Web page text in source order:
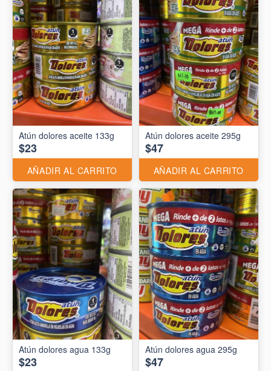
Atún dolores aceite 133g
$23
AÑADIR AL CARRITO
Atún dolores aceite 295g
$47
AÑADIR AL CARRITO
Atún dolores agua 133g
$23
Atún dolores agua 295g
$47